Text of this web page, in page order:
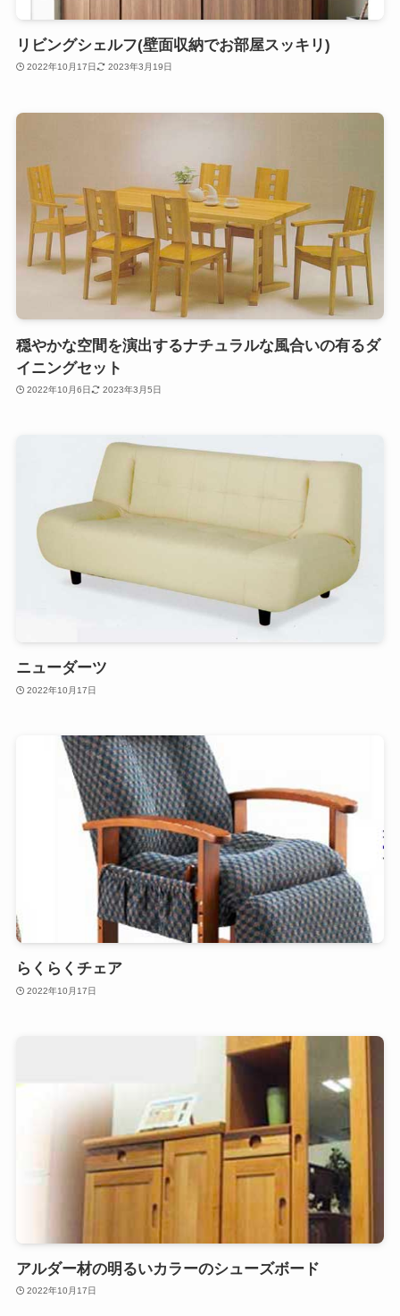
リビングシェルフ(壁面収納でお部屋スッキリ)
2022年10月17日 2023年3月19日
穏やかな空間を演出するナチュラルな風合いの有るダ
イニングセット
2022年10月6日 2023年3月5日
ニューダーツ
2022年10月17日
らくらくチェア
2022年10月17日
アルダー材の明るいカラーのシューズボード
2022年10月17日